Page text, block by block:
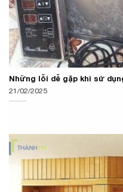
Những lỗi dễ gặp khi sử
21/02/2025